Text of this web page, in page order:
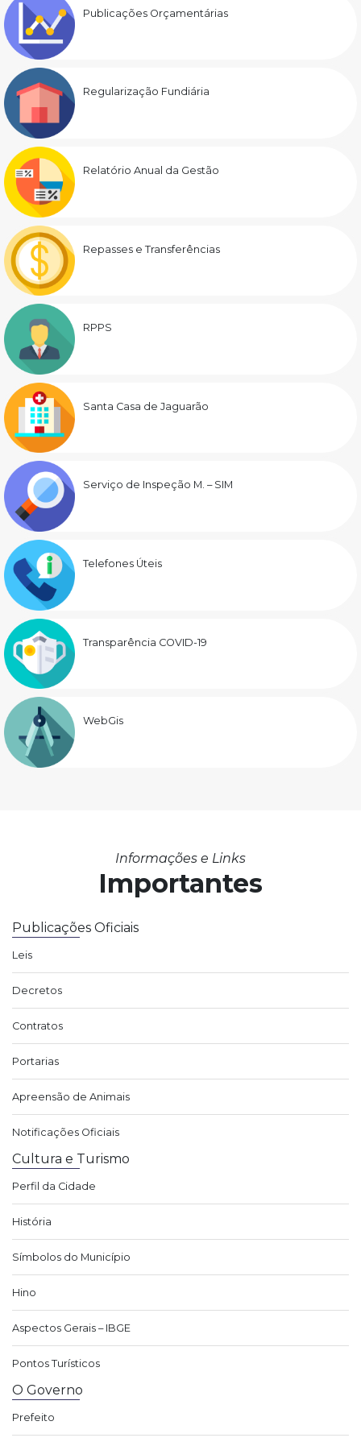
Publicações Orçamentárias
Regularização Fundiária
Relatório Anual da Gestão
Repasses e Transferências
RPPS
Santa Casa de Jaguarão
Serviço de Inspeção M. – SIM
Telefones Úteis
Transparência COVID-19
WebGis
Informações e Links
Importantes
Publicações Oficiais
Leis
Decretos
Contratos
Portarias
Apreensão de Animais
Notificações Oficiais
Cultura e Turismo
Perfil da Cidade
História
Símbolos do Município
Hino
Aspectos Gerais – IBGE
Pontos Turísticos
O Governo
Prefeito